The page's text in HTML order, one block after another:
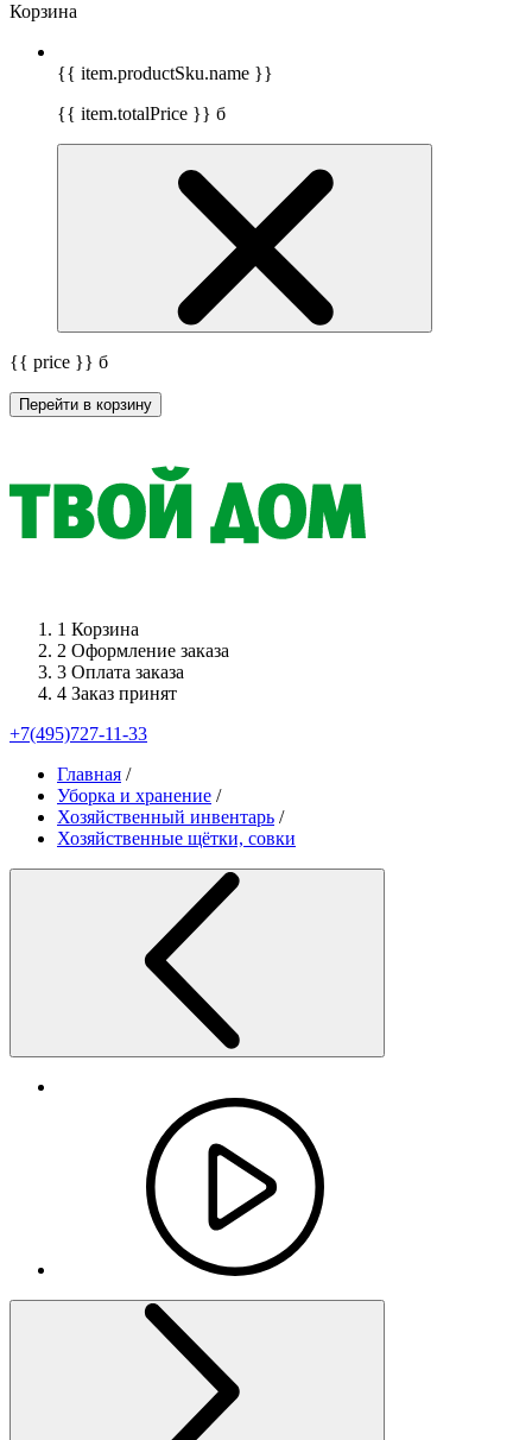
Корзина
{{ item.productSku.name }}
{{ item.totalPrice }} б
{{ price }} б
Перейти в корзину
1 Корзина
2 Оформление заказа
3 Оплата заказа
4 Заказ принят
+7(495)727-11-33
Главная /
Уборка и хранение /
Хозяйственный инвентарь /
Хозяйственные щётки, совки